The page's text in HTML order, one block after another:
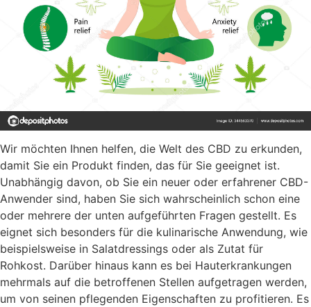
Wir möchten Ihnen helfen, die Welt des CBD zu erkunden,
damit Sie ein Produkt finden, das für Sie geeignet ist.
Unabhängig davon, ob Sie ein neuer oder erfahrener CBD-
Anwender sind, haben Sie sich wahrscheinlich schon eine
oder mehrere der unten aufgeführten Fragen gestellt. Es
eignet sich besonders für die kulinarische Anwendung, wie
beispielsweise in Salatdressings oder als Zutat für
Rohkost. Darüber hinaus kann es bei Hauterkrankungen
mehrmals auf die betroffenen Stellen aufgetragen werden,
um von seinen pflegenden Eigenschaften zu profitieren. Es